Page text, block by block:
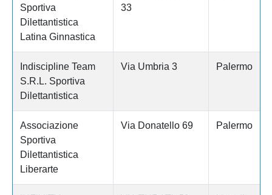
Sportiva
Dilettantistica
Latina Ginnastica
33
Indiscipline Team
S.R.L. Sportiva
Dilettantistica
Via Umbria 3 Palermo
Associazione
Sportiva
Dilettantistica
Liberarte
Via Donatello 69 Palermo